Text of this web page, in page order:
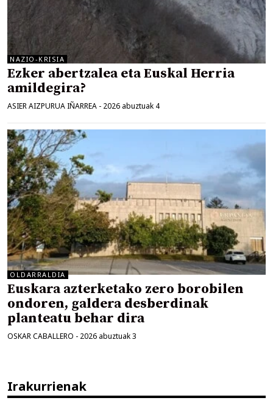
NAZIO-KRISIA
Ezker abertzalea eta Euskal Herria
amildegira?
ASIER AIZPURUA IÑARREA - 2026 abuztuak 4
OLDARRALDIA
Euskara azterketako zero borobilen
ondoren, galdera desberdinak
planteatu behar dira
OSKAR CABALLERO - 2026 abuztuak 3
Irakurrienak